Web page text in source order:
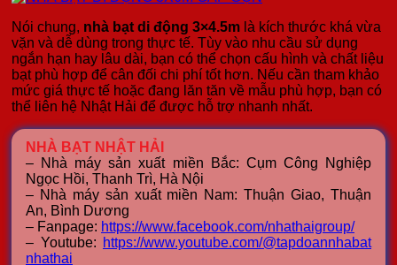
Nói chung, nhà bạt di động 3×4.5m là kích thước khá vừa
vặn và dễ dùng trong thực tế. Tùy vào nhu cầu sử dụng
ngắn hạn hay lâu dài, bạn có thể chọn cấu hình và chất liệu
bạt phù hợp để cân đối chi phí tốt hơn. Nếu cần tham khảo
mức giá thực tế hoặc đang lăn tăn về mẫu phù hợp, bạn có
thể liên hệ Nhật Hải để được hỗ trợ nhanh nhất.
NHÀ BẠT NHẬT HẢI
– Nhà máy sản xuất miền Bắc: Cụm Công Nghiệp
Ngọc Hồi, Thanh Trì, Hà Nội
– Nhà máy sản xuất miền Nam: Thuận Giao, Thuận
An, Bình Dương
– Fanpage: https://www.facebook.com/nhathaigroup/
– Youtube: https://www.youtube.com/@tapdoannhabat
nhathai